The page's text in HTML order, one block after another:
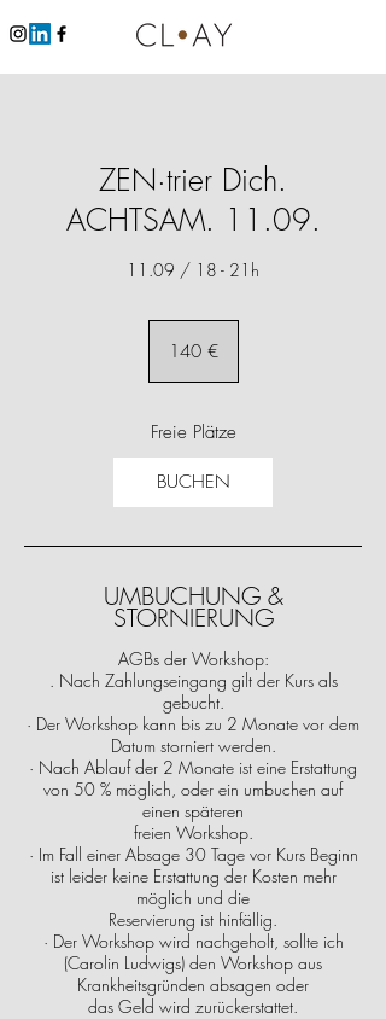
ZEN·trier Dich.
ACHTSAM. 11.09.
11.09 / 18 - 21h
140 €
Freie Plätze
BUCHEN
UMBUCHUNG &
STORNIERUNG
AGBs der Workshop:
. Nach Zahlungseingang gilt der Kurs als
gebucht.
· Der Workshop kann bis zu 2 Monate vor dem
Datum storniert werden.
· Nach Ablauf der 2 Monate ist eine Erstattung
von 50 % möglich, oder ein umbuchen auf
einen späteren
freien Workshop.
· Im Fall einer Absage 30 Tage vor Kurs Beginn
ist leider keine Erstattung der Kosten mehr
möglich und die
Reservierung ist hinfällig.
· Der Workshop wird nachgeholt, sollte ich
(Carolin Ludwigs) den Workshop aus
Krankheitsgründen absagen oder
das Geld wird zurückerstattet.